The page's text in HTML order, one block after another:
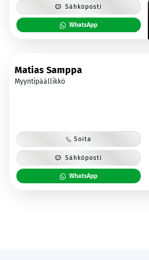
Sähköposti
WhatsApp
Matias Samppa
Myyntipäällikkö
Soita
Sähköposti
WhatsApp